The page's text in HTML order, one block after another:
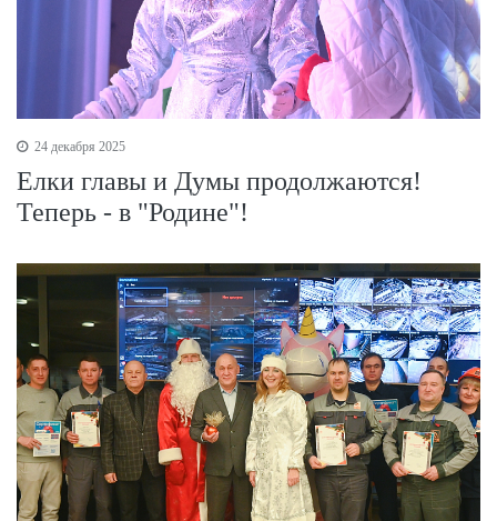
24 декабря 2025
Елки главы и Думы продолжаются!
Теперь - в "Родине"!